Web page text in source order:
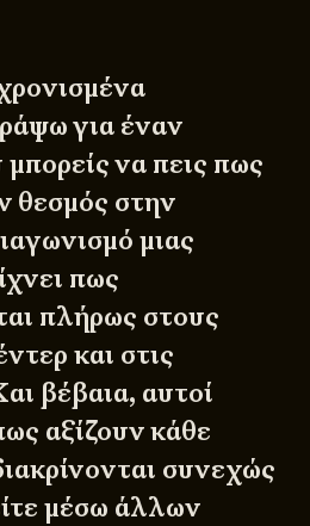
για έναν
να πεις πως
θεσμός στην
μιας
πως
πλήρως στους
και στις
βέβαια, αυτοί
αξίζουν κάθε
συνεχώς
μέσω άλλων